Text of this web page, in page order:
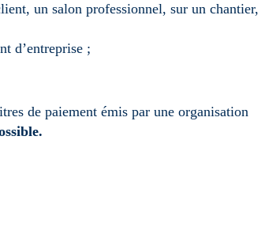
un salon professionnel, sur un chantier,
d’entreprise ;
de paiement émis par une organisation